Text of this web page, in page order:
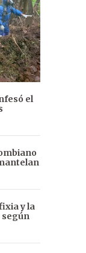
el
y la
según